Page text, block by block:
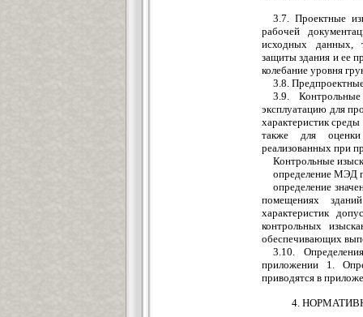
3.7. Проектные
рабочей
исходных данных,
защиты здания и ее
колебание уровня
3.8.
3.9.
эксплуатацию для
характеристик
также для оценки
реализованных при
Контрольные
определение МЭД
определение
помещениях
характеристик
контрольных
обеспечивающих
3.10.
приложении 1.
приводятся в
4.